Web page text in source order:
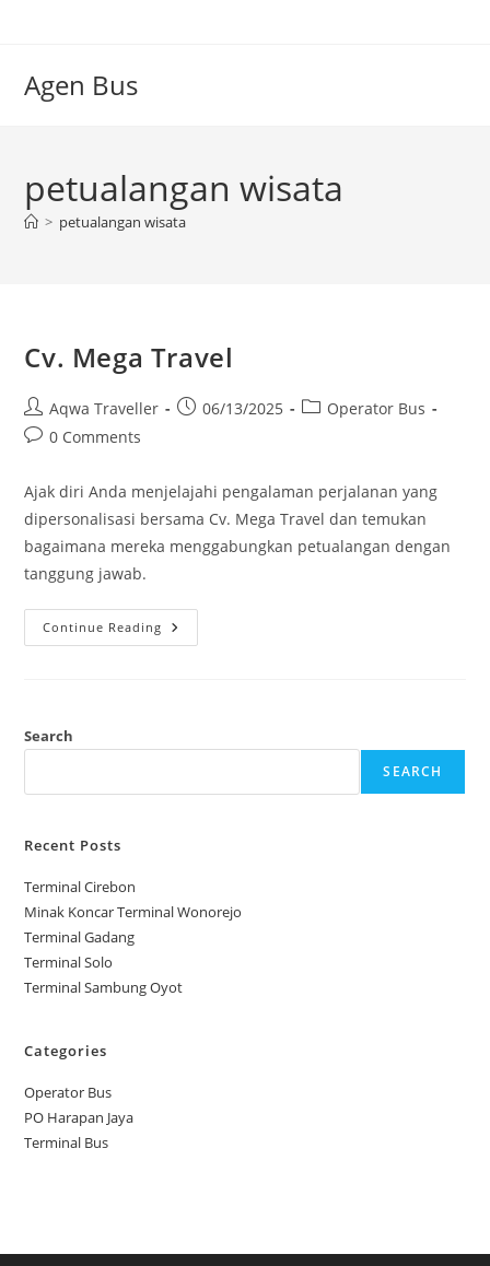
Agen Bus
petualangan wisata
> petualangan wisata
Cv. Mega Travel
Post
author:
Aqwa Traveller
Post06/13/2025
PostOperator Bus
Post0 Comments
Ajak diri Anda menjelajahi pengalaman perjalanan yang
dipersonalisasi bersama Cv. Mega Travel dan temukan
bagaimana mereka menggabungkan petualangan dengan
tanggung jawab.
Continue Reading Cv.
Mega
Search
SEARCH
Recent Posts
Terminal Cirebon
Minak Koncar Terminal Wonorejo
Terminal Gadang
Terminal Solo
Terminal Sambung Oyot
Categories
Operator Bus
PO Harapan Jaya
Terminal Bus